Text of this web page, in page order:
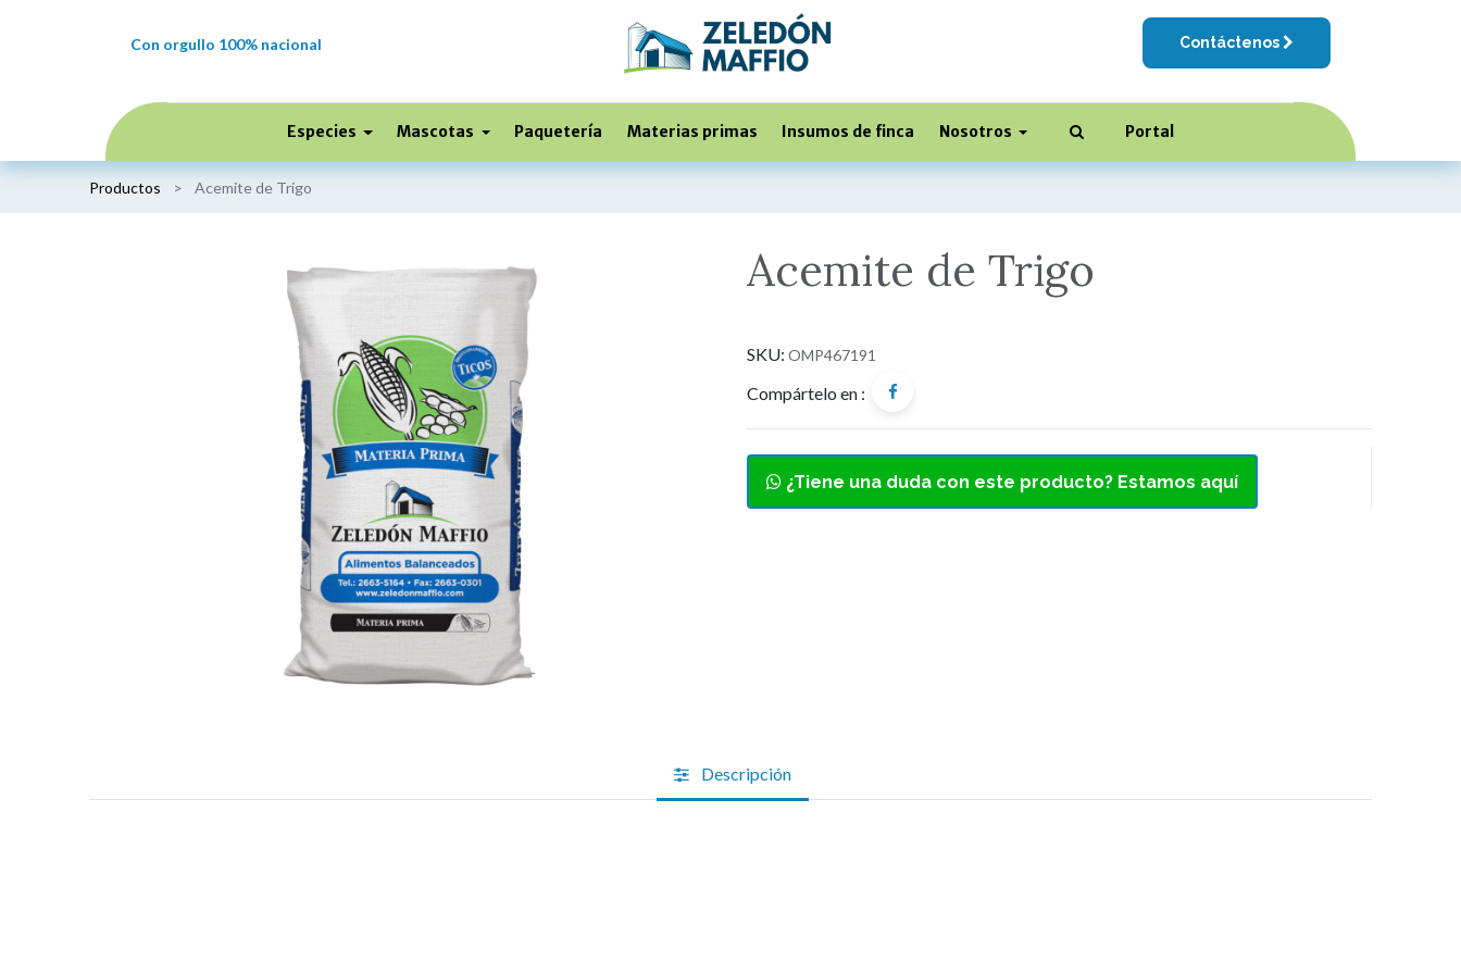
Con orgullo 100% nacional Contáctenos
Especies Mascotas Paquetería Materias primas Insumos de finca Nosotros Portal
Productos Acemite de Trigo
Acemite de Trigo
SKU: OMP467191
Compártelo en :
¿Tiene una duda con este producto? Estamos aquí
Descripción